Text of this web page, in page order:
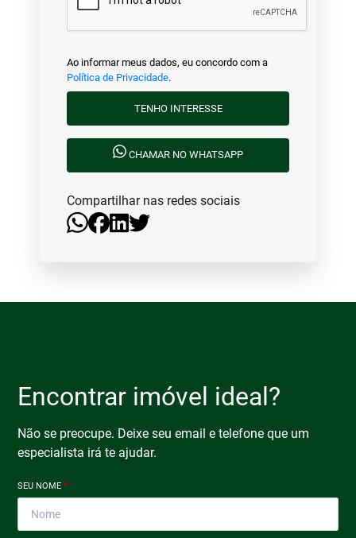
Ao informar meus dados, eu concordo com a
Política de Privacidade.
TENHO INTERESSE
CHAMAR NO WHATSAPP
Compartilhar nas redes sociais
Encontrar imóvel ideal?
Não se preocupe. Deixe seu email e telefone que um
especialista irá te ajudar.
SEU NOME*